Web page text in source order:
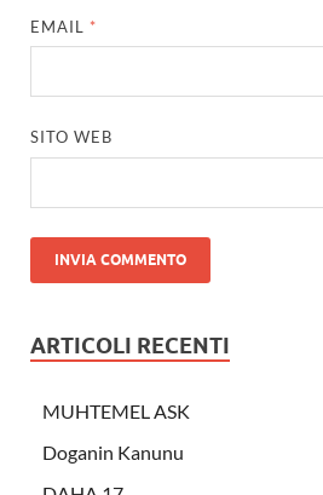
EMAIL *
SITO WEB
ARTICOLI RECENTI
MUHTEMEL ASK
Doganin Kanunu